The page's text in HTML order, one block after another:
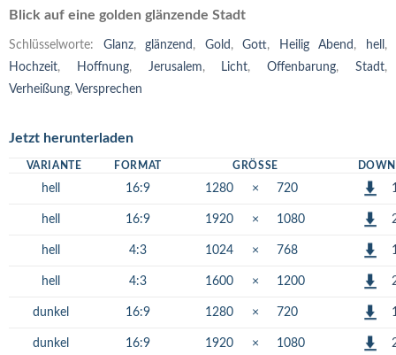
Blick auf eine golden glänzende Stadt
Schlüsselworte: Glanz,glänzend , Gold ,Gott, Heilig Abend , hell ,
Hochzeit, Hoffnung, Jerusalem, Licht,Offenbarung,Stadt,
Verheißung, Versprechen
Jetzt herunterladen
VARIANTE FORMAT GRÖSSE
hell 16:9 1280 × 720
hell 16:9 1920 × 1080
hell 4:3 1024 × 768
hell 4:3 1600 × 1200
dunkel 16:9 1280 × 720
dunkel 16:9 1920 × 1080